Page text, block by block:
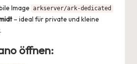
Image arkserver/ark-dedicated
– ideal für private und kleine
öffnen: